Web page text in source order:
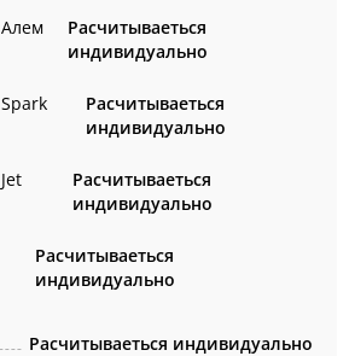
Расчитываеться
индивидуально
Расчитываеться
индивидуально
Расчитываеться
индивидуально
Расчитываеться
индивидуально
Расчитываеться индивидуально